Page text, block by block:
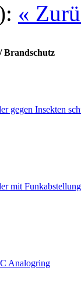
«
Brandschutz
gegen Insekten
mit
Analogring